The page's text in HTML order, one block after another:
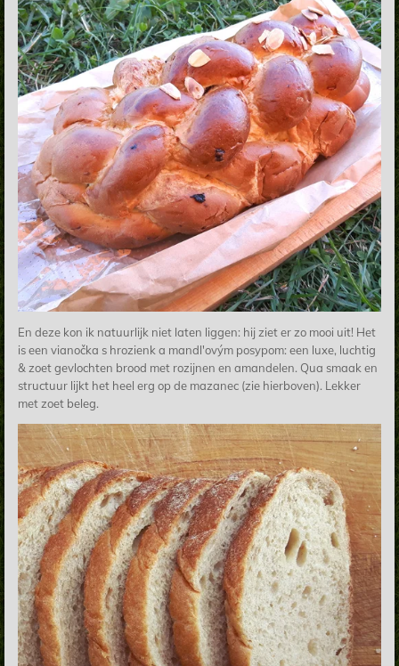
En deze kon ik natuurlijk niet laten liggen: hij ziet er zo mooi uit! Het
is een vianočka s hrozienk a mandl'ovým posypom: een luxe, luchtig
& zoet gevlochten brood met rozijnen en amandelen. Qua smaak en
structuur lijkt het heel erg op de mazanec (zie hierboven). Lekker
met zoet beleg.